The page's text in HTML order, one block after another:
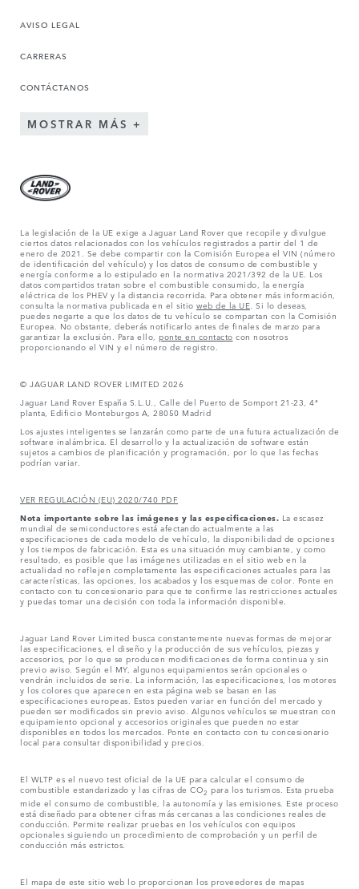
AVISO LEGAL
CARRERAS
CONTÁCTANOS
MOSTRAR MÁS
La legislación de la UE exige a Jaguar Land Rover que recopile y divulgue
ciertos datos relacionados con los vehículos registrados a partir del 1 de
enero de 2021. Se debe compartir con la Comisión Europea el VIN (número
de identificación del vehículo) y los datos de consumo de combustible y
energía conforme a lo estipulado en la normativa 2021/392 de la UE. Los
datos compartidos tratan sobre el combustible consumido, la energía
eléctrica de los PHEV y la distancia recorrida. Para obtener más información,
consulta la normativa publicada en el sitio web de la UE . Si lo deseas,
puedes negarte a que los datos de tu vehículo se compartan con la Comisión
Europea. No obstante, deberás notificarlo antes de finales de marzo para
garantizar la exclusión. Para ello, ponte en contacto con nosotros
proporcionando el VIN y el número de registro.
© JAGUAR LAND ROVER LIMITED 2026
Jaguar Land Rover España S.L.U., Calle del Puerto de Somport 21-23, 4ª
planta, Edificio Monteburgos A, 28050 Madrid
Los ajustes inteligentes se lanzarán como parte de una futura actualización de
software inalámbrica. El desarrollo y la actualización de software están
sujetos a cambios de planificación y programación, por lo que las fechas
podrían variar.
VER REGULACIÓN (EU) 2020/740 PDF
Nota importante sobre las imágenes y las especificaciones. La escasez
mundial de semiconductores está afectando actualmente a las
especificaciones de cada modelo de vehículo, la disponibilidad de opciones
y los tiempos de fabricación. Esta es una situación muy cambiante, y como
resultado, es posible que las imágenes utilizadas en el sitio web en la
actualidad no reflejen completamente las especificaciones actuales para las
características, las opciones, los acabados y los esquemas de color. Ponte en
contacto con tu concesionario para que te confirme las restricciones actuales
y puedas tomar una decisión con toda la información disponible.
Jaguar Land Rover Limited busca constantemente nuevas formas de mejorar
las especificaciones, el diseño y la producción de sus vehículos, piezas y
accesorios, por lo que se producen modificaciones de forma continua y sin
previo aviso. Según el MY, algunos equipamientos serán opcionales o
vendrán incluidos de serie. La información, las especificaciones, los motores
y los colores que aparecen en esta página web se basan en las
especificaciones europeas. Estos pueden variar en función del mercado y
pueden ser modificados sin previo aviso. Algunos vehículos se muestran con
equipamiento opcional y accesorios originales que pueden no estar
disponibles en todos los mercados. Ponte en contacto con tu concesionario
local para consultar disponibilidad y precios.
El WLTP es el nuevo test oficial de la UE para calcular el consumo de
combustible estandarizado y las cifras de CO2 para los turismos. Esta prueba
mide el consumo de combustible, la autonomía y las emisiones. Este proceso
está diseñado para obtener cifras más cercanas a las condiciones reales de
conducción. Permite realizar pruebas en los vehículos con equipos
opcionales siguiendo un procedimiento de comprobación y un perfil de
conducción más estrictos.
El mapa de este sitio web lo proporcionan los proveedores de mapas